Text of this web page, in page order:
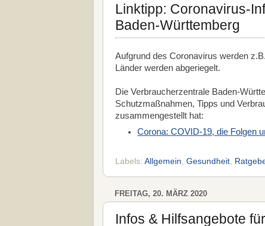
Linktipp: Coronavirus-
Baden-Württemberg
Aufgrund des Coronavirus werden
Länder werden abgeriegelt.
Die Verbraucherzentrale Baden-
Schutzmaßnahmen, Tipps und
zusammengestellt hat:
Corona: COVID-19, die Folgen
Labels: Allgemein Gesundheit
FREITAG, 20. MÄRZ 2020
Infos & Hilfsangebote